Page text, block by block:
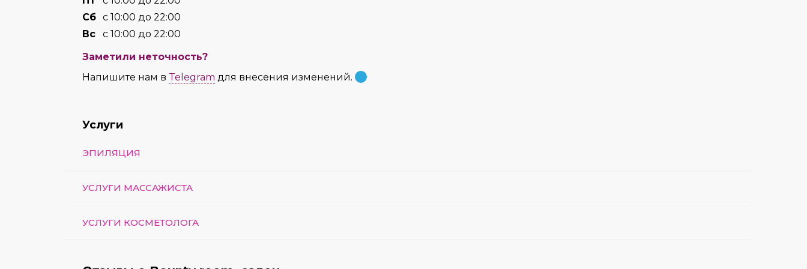
Сб с 10:00 до 22:00
Вс
с 10:00 до 22:00
Заметили неточность?
Напишите нам в Telegram для внесения изменений.
Услуги
ЭПИЛЯЦИЯ
УСЛУГИ МАССАЖИСТА
УСЛУГИ КОСМЕТОЛОГА